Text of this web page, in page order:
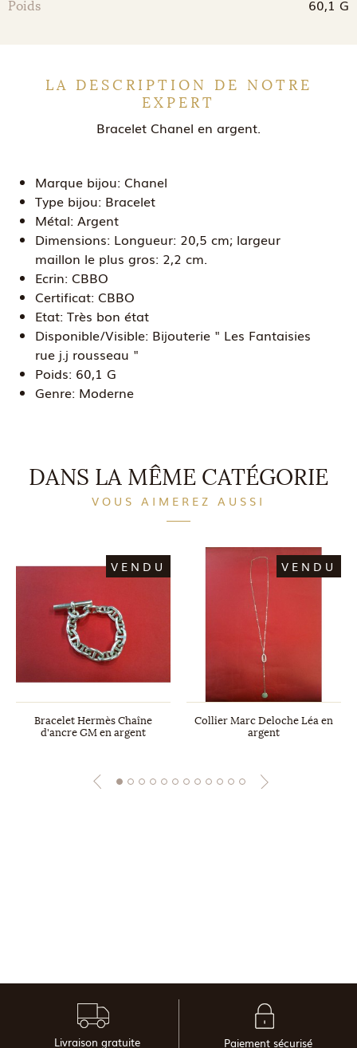
Poids 60,1 G
LA DESCRIPTION DE NOTRE
EXPERT
Bracelet Chanel en argent.
Marque bijou: Chanel
Type bijou: Bracelet
Métal: Argent
Dimensions: Longueur: 20,5 cm; largeur
maillon le plus gros: 2,2 cm.
Ecrin: CBBO
Certificat: CBBO
Etat: Très bon état
Disponible/Visible: Bijouterie " Les Fantaisies
rue j.j rousseau "
Poids: 60,1 G
Genre: Moderne
DANS LA MÊME CATÉGORIE
VOUS AIMEREZ AUSSI
VENDU
Bracelet Hermès Chaîne
d'ancre GM en argent
VENDU
Collier Marc Deloche Léa en
argent
Livraison gratuite Paiement sécurisé